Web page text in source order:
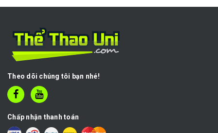
Theo dõi chúng tôi bạn nhé!
Chấp nhận thanh toán